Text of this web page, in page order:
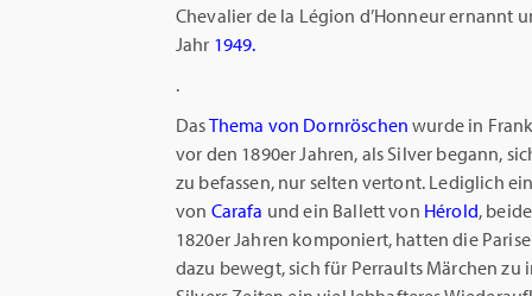
Chevalier de la Légion d’Honneur ernannt
Jahr 1949.
.
DasThema von Dornröschen wurde in
vor den 1890er Jahren, als Silver begann,
zu befassen, nur selten vertont. Lediglich
von Carafa und ein Ballett von Hérold,
1820er Jahren komponiert, hatten die
dazu bewegt, sich für Perraults Märchen zu